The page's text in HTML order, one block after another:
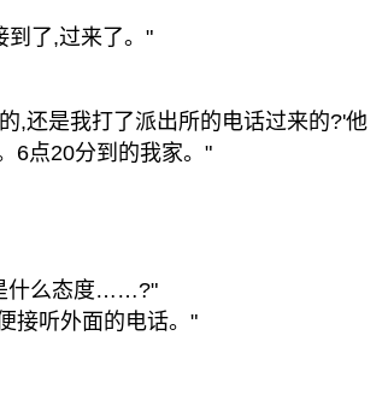
到了,过来了。"
,还是我打了派出所的电话过来的?'他
6点20分到的我家。"
什么态度……?"
接听外面的电话。"